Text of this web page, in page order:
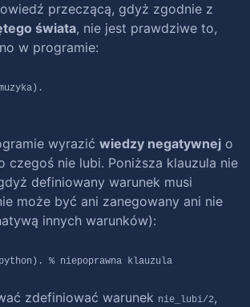
przeczącą, gdyż zgodnie z
świata, nie jest prawdziwe to,
w programie:
wyrazić wiedzy negatywnej o
czegoś nie lubi. Poniższa klauzula nie
definiowany warunek musi
może być ani zanegowany ani nie
innych warunków):
% niepoprawna klauzula
zdefiniować warunek nie_lubi/2,